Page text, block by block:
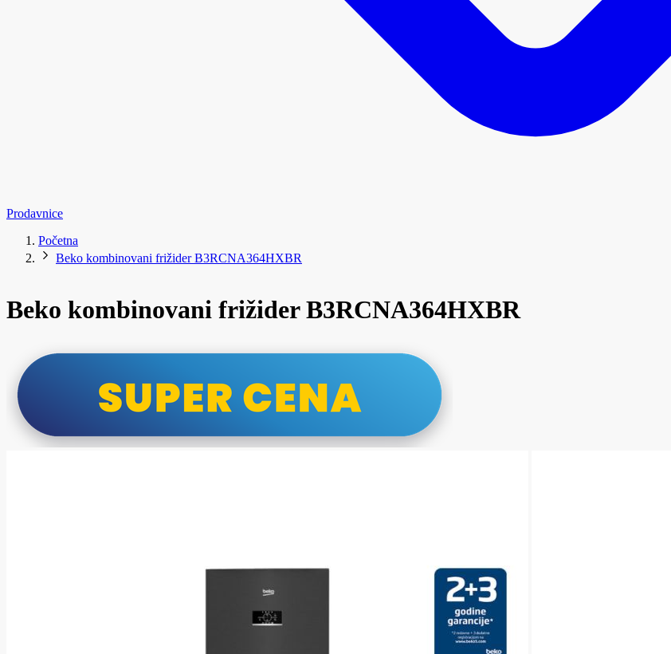
Prodavnice
Početna
Beko kombinovani frižider B3RCNA364HXBR
Beko kombinovani frižider B3RCNA364HXBR